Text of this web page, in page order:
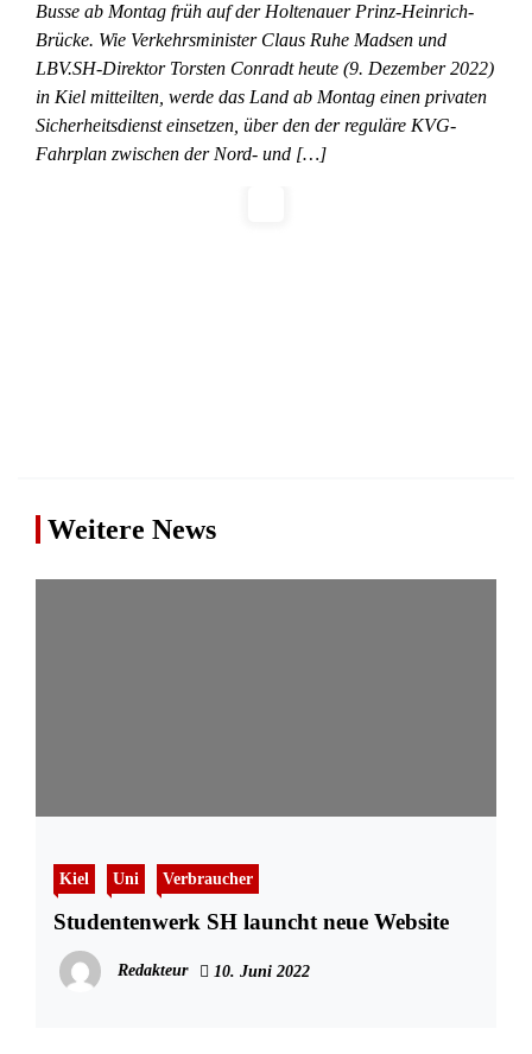
Busse ab Montag früh auf der Holtenauer Prinz-Heinrich-
Brücke. Wie Verkehrsminister Claus Ruhe Madsen und
LBV.SH-Direktor Torsten Conradt heute (9. Dezember 2022)
in Kiel mitteilten, werde das Land ab Montag einen privaten
Sicherheitsdienst einsetzen, über den der reguläre KVG-
Fahrplan zwischen der Nord- und […]
Weitere News
Kiel Uni Verbraucher
Studentenwerk SH launcht neue Website
Redakteur 10. Juni 2022